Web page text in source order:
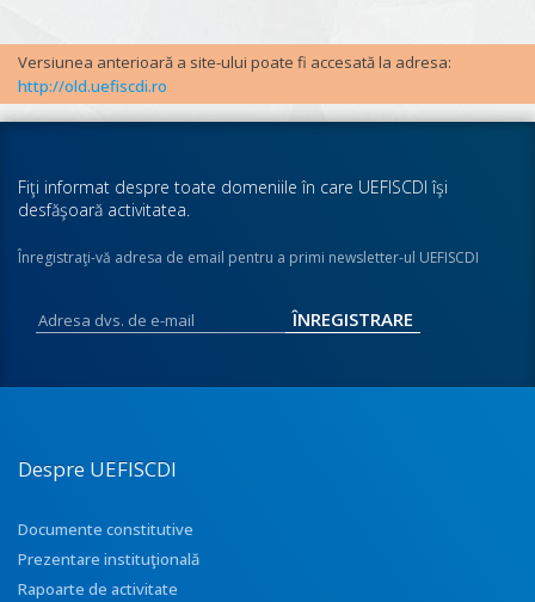
Versiunea anterioară a site-ului poate fi accesată la adresa:
http://old.uefiscdi.ro
Fiţi informat despre toate domeniile în care UEFISCDI îşi
desfăşoară activitatea.
Înregistraţi-vă adresa de email pentru a primi newsletter-ul UEFISCDI
Despre UEFISCDI
Documente constitutive
Prezentare instituţională
Rapoarte de activitate